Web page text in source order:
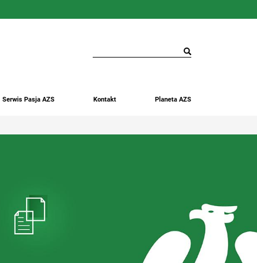
Serwis Pasja AZS Kontakt Planeta AZS